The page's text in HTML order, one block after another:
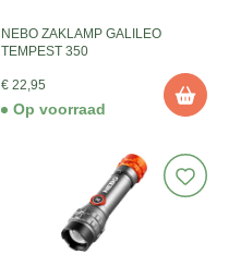
NEBO ZAKLAMP GALILEO
TEMPEST 350
€ 22,95
Op voorraad